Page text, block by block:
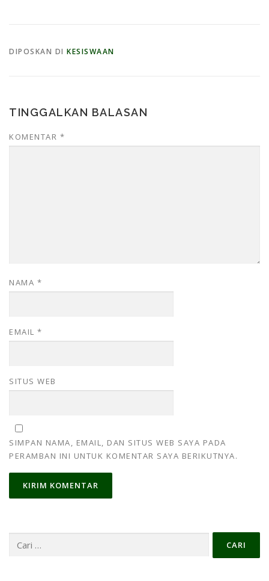
DIPOSKAN DI KESISWAAN
TINGGALKAN BALASAN
KOMENTAR *
NAMA *
EMAIL *
SITUS WEB
SIMPAN NAMA, EMAIL, DAN SITUS WEB SAYA PADA
PERAMBAN INI UNTUK KOMENTAR SAYA BERIKUTNYA.
untuk: